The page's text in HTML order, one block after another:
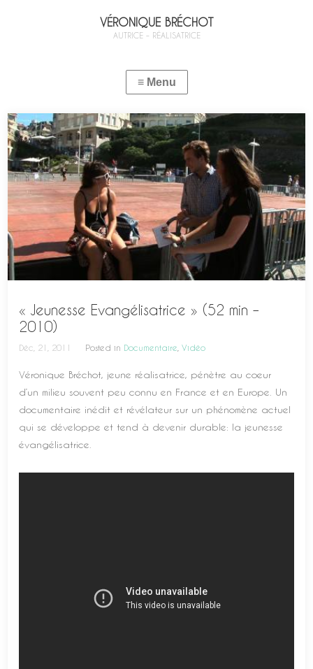
VÉRONIQUE BRÉCHOT
AUTRICE – RÉALISATRICE
« Jeunesse Evangélisatrice » (52 min –
2010)
Déc, 21, 2011 Posted in Documentaire ,Vidéo
Véronique Bréchot, jeune réalisatrice, pénètre au coeur
d’un milieu souvent peu connu en France et en Europe. Un
documentaire inédit et révélateur sur un phénomène actuel
qui se développe et tend à devenir durable: la jeunesse
évangélisatrice.